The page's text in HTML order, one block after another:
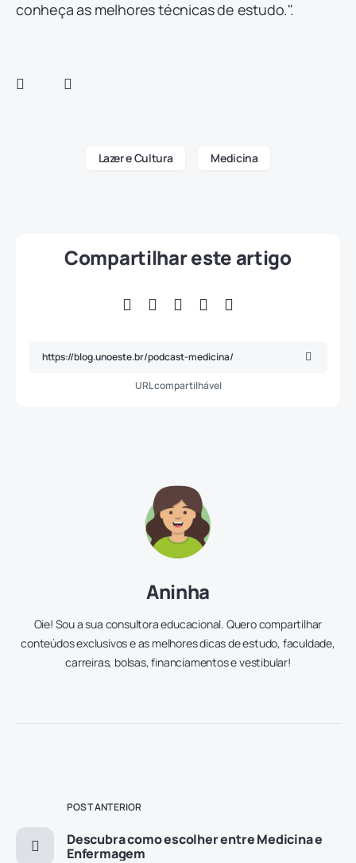
Lazer e Cultura Medicina
Compartilhar este artigo
URL compartilhável
Aninha
Oie! Sou a sua consultora educacional. Quero compartilhar
conteúdos exclusivos e as melhores dicas de estudo, faculdade,
carreiras, bolsas, financiamentos e vestibular!
POST ANTERIOR
Descubra como escolher entre Medicina e
Enfermagem